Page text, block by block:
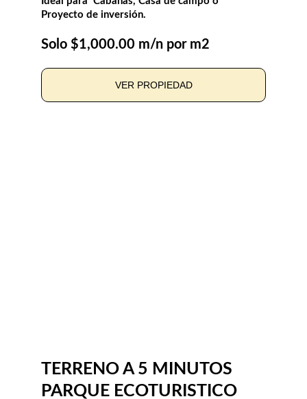
Proyecto de inversión.
Solo $1,000.00 m/n por m2
VER PROPIEDAD
TERRENO A 5 MINUTOS
PARQUE ECOTURISTICO